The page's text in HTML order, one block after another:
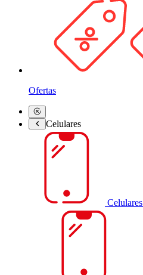
Ofertas
Celulares
Celulares